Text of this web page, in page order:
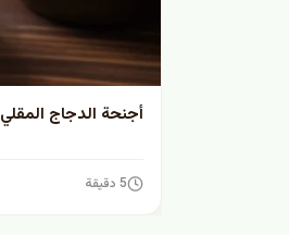
أجنحة الدجاج المقلي
5 دقيقة